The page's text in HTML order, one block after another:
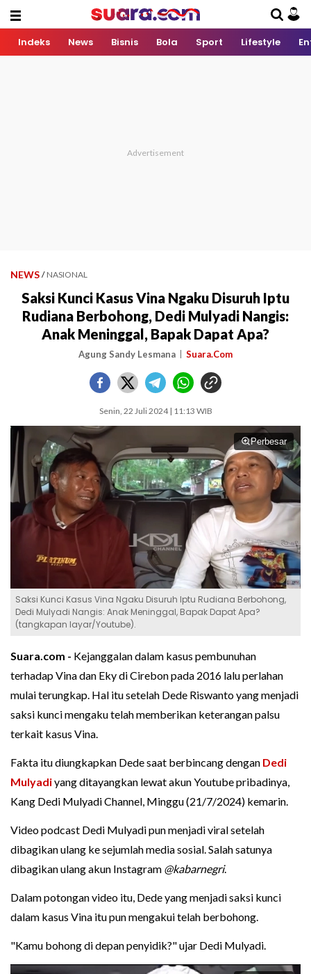
Indeks News Bisnis Bola Sport Lifestyle
NEWS / NASIONAL
Saksi Kunci Kasus Vina Ngaku Disuruh Iptu
Rudiana Berbohong, Dedi Mulyadi Nangis:
Anak Meninggal, Bapak Dapat Apa?
Agung Sandy Lesmana Suara.Com
Senin, 22 Juli 2024 | 11:13 WIB
Perbesar
Saksi Kunci Kasus Vina Ngaku Disuruh Iptu Rudiana Berbohong,
Dedi Mulyadi Nangis: Anak Meninggal, Bapak Dapat Apa?
(tangkapan layar/Youtube).
Suara.com - Kejanggalan dalam kasus pembunuhan
terhadap Vina dan Eky di Cirebon pada 2016 lalu perlahan
mulai terungkap. Hal itu setelah Dede Riswanto yang menjadi
saksi kunci mengaku telah memberikan keterangan palsu
terkait kasus Vina.
Fakta itu diungkapkan Dede saat berbincang dengan Dedi
Mulyadiyang ditayangkan lewat akun Youtube pribadinya,
Kang Dedi Mulyadi Channel, Minggu (21/7/2024) kemarin.
Video podcast Dedi Mulyadi pun menjadi viral setelah
dibagikan ulang ke sejumlah media sosial. Salah satunya
dibagikan ulang akun Instagram @kabarnegri.
Dalam potongan video itu, Dede yang menjadi saksi kunci
dalam kasus Vina itu pun mengakui telah berbohong.
"Kamu bohong di depan penyidik?" ujar Dedi Mulyadi.